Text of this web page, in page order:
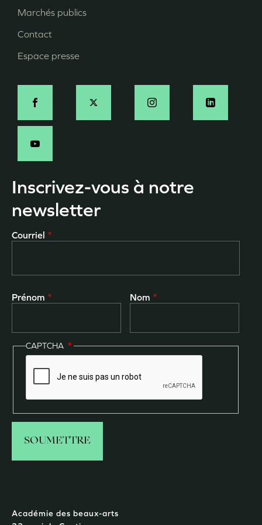
page
Marchés publics
Contact
Espace presse
Social
Inscrivez-vous à notre
newsletter
Courriel
Prénom Nom
CAPTCHA
Académie des beaux-arts